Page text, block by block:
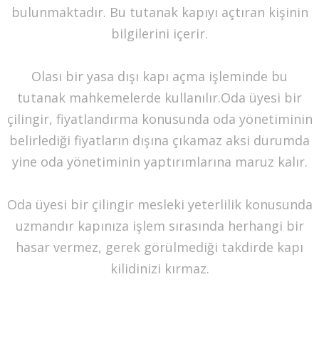
bulunmaktadır. Bu tutanak kapıyı açtıran kişinin
bilgilerini içerir.
Olası bir yasa dışı kapı açma işleminde bu
tutanak mahkemelerde kullanılır.Oda üyesi bir
çilingir, fiyatlandırma konusunda oda yönetiminin
belirlediği fiyatların dışına çıkamaz aksi durumda
yine oda yönetiminin yaptırımlarına maruz kalır.
Oda üyesi bir çilingir mesleki yeterlilik konusunda
uzmandır kapınıza işlem sırasında herhangi bir
hasar vermez, gerek görülmediği takdirde kapı
kilidinizi kırmaz.